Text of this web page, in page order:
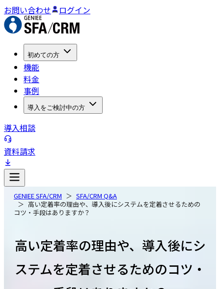
お問い合わせ ログイン
初めての方
機能
料金
事例
導入をご検討中の方
導入相談
資料請求
GENIEE SFA/CRM
SFA/CRM Q&A
高い定着率の理由や、導入後にシステムを定着させるための
コツ・手段はありますか？
高い定着率の理由や、導入後にシ
ステムを定着させるためのコツ・